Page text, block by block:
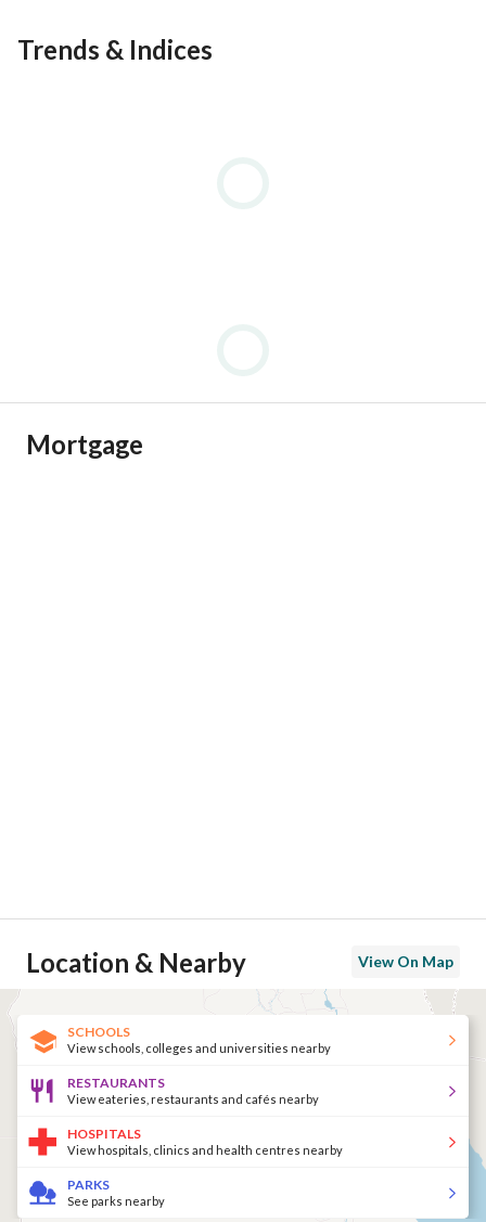
Trends & Indices
Mortgage
Location & Nearby View On Map
SCHOOLS
View schools, colleges and universities nearby
RESTAURANTS
View eateries, restaurants and cafés nearby
HOSPITALS
View hospitals, clinics and health centres nearby
PARKS
See parks nearby